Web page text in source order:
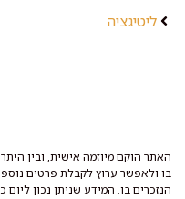
ליטיגציה
האתר הוקם מיוזמה אישית, ובין
בו ולאפשר ערוץ לקבלת פרטים
הנזכרים בו. המידע שניתן נכון